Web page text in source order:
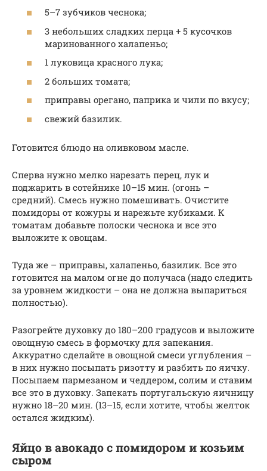
5–7 зубчиков чеснока;
3 небольших сладких перца + 5 кусочков
маринованного халапеньо;
1 луковица красного лука;
2 больших томата;
приправы орегано, паприка и чили по вкусу;
свежий базилик.
Готовится блюдо на оливковом масле.
Сперва нужно мелко нарезать перец, лук и
поджарить в сотейнике 10–15 мин. (огонь –
средний). Смесь нужно помешивать. Очистите
помидоры от кожуры и нарежьте кубиками. К
томатам добавьте полоски чеснока и все это
выложите к овощам.
Туда же – приправы, халапеньо, базилик. Все это
готовится на малом огне до получаса (надо следить
за уровнем жидкости – она не должна выпариться
полностью).
Разогрейте духовку до 180–200 градусов и выложите
овощную смесь в формочку для запекания.
Аккуратно сделайте в овощной смеси углубления –
в них нужно посыпать ризотту и разбить по яичку.
Посыпаем пармезаном и чеддером, солим и ставим
все это в духовку. Запекать португальскую яичницу
нужно 18–20 мин. (13–15, если хотите, чтобы желток
остался жидким).
Яйцо в авокадо с помидором и козьим
сыром